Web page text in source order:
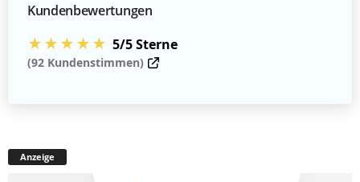
Kundenbewertungen
★★★★★ 5/5 Sterne
(92 Kundenstimmen)
Anzeige